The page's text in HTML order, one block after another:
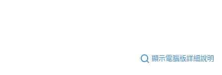
顯示電腦版詳細說明